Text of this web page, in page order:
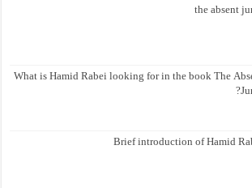
the absent
What is Hamid Rabei looking for in the book The
Brief introduction of Hamid